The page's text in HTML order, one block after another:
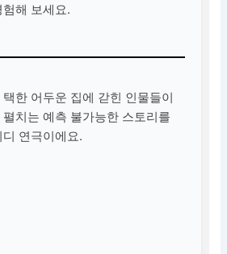
해 보세요.
한 어두운 집에 갇힌 인물들이
치는 예측 불가능한 스토리를
연극이에요.